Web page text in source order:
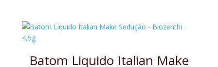
Batom Liquido Italian Make